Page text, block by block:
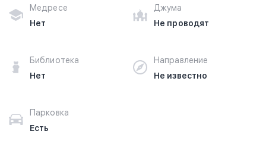
Медресе
Нет
Джума
Не проводят
Библиотека
Нет
Направление
Не известно
Парковка
Есть